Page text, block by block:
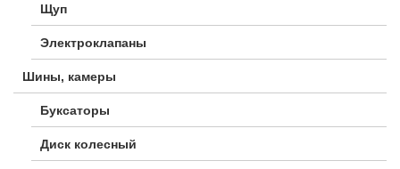
Щуп
Электроклапаны
Шины, камеры
Буксаторы
Диск колесный